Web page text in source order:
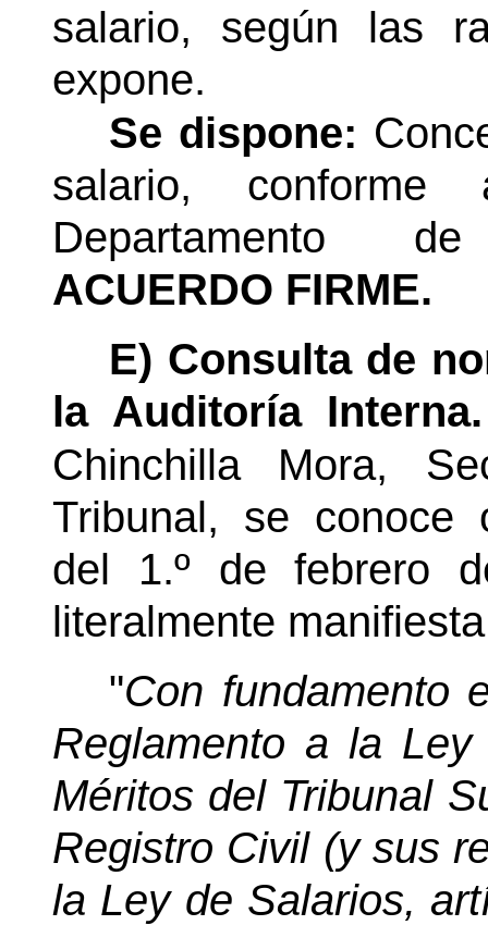
salario, según las
expone.
Se dispone:
salario,
Departamento
ACUERDO FIRME.
E) Consulta de
la Auditoría Interna.
Chinchilla Mora,
Tribunal, se
del 1.º de febrero
literalmente
"Con fundamento
Reglamento a la
Méritos del Tribunal
Registro Civil (y sus
la Ley de Salarios,